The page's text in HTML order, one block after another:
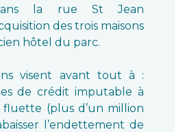
la rue St Jean
des trois maisons
hôtel du parc.
visent avant tout à :
de crédit imputable à
(plus d’un million
l’endettement de